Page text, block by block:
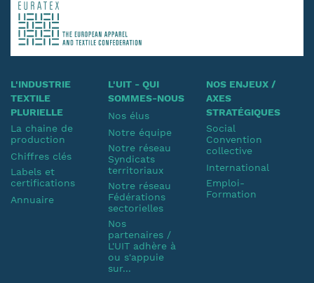
L'INDUSTRIE
TEXTILE
PLURIELLE
La chaine de
production
Chiffres clés
Labels et
certifications
Annuaire
L'UIT - QUI
SOMMES-NOUS
Nos élus
Notre équipe
Notre réseau
Syndicats
territoriaux
Notre réseau
Fédérations
sectorielles
Nos
partenaires /
L'UIT adhère à
ou s'appuie
sur...
NOS ENJEUX /
AXES
STRATÉGIQUES
Social
Convention
collective
International
Emploi-
Formation